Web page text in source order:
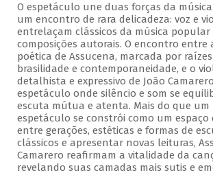
O espetáculo une duas forças da
um encontro de rara delicadeza: voz e
entrelaçam clássicos da música popular
composições autorais. O encontro entre
poética de Assucena, marcada por
brasilidade e contemporaneidade, e o
detalhista e expressivo de João
espetáculo onde silêncio e som se
escuta mútua e atenta. Mais do que um
espetáculo se constrói como um
entre gerações, estéticas e formas de
clássicos e apresentar novas leituras,
Camarero reafirmam a vitalidade da
revelando suas camadas mais sutis e